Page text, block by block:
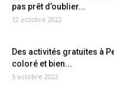
pas prêt d’oublier...
12 octobre 2022
Des activités gratuites à
coloré et bien...
5 octobre 2022